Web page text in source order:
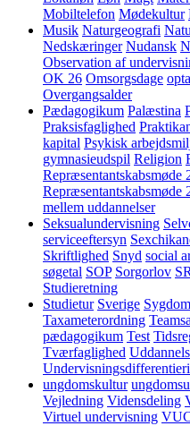
Mobiltelefon Mødekultur
Musik Naturgeografi
Nedskæringer Nudansk
Observation af
OK 26 Omsorgsdage
Overgangsalder
Pædagogikum Palæstina
Praksisfaglighed
kapital Psykisk
gymnasieudspil Religion
Repræsentantskabsmøde
Repræsentantskabsmøde
mellem uddannelser
Seksualundervisning
serviceeftersyn
Skriftlighed Snyd social
søgetal SOP Sorgorlov
Studieretning
Studietur Sverige Sygdom
Taxameterordning
pædagogikum Test
Tværfaglighed
ungdomskultur
Vejledning Vidensdeling
Virtuel undervisning